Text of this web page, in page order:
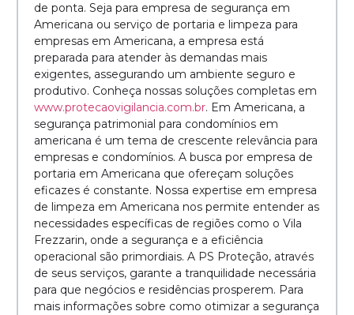
de ponta. Seja para empresa de segurança em
Americana ou serviço de portaria e limpeza para
empresas em Americana, a empresa está
preparada para atender às demandas mais
exigentes, assegurando um ambiente seguro e
produtivo. Conheça nossas soluções completas em
www.protecaovigilancia.com.br. Em Americana, a
segurança patrimonial para condomínios em
americana é um tema de crescente relevância para
empresas e condomínios. A busca por empresa de
portaria em Americana que ofereçam soluções
eficazes é constante. Nossa expertise em empresa
de limpeza em Americana nos permite entender as
necessidades específicas de regiões como o Vila
Frezzarin, onde a segurança e a eficiência
operacional são primordiais. A PS Proteção, através
de seus serviços, garante a tranquilidade necessária
para que negócios e residências prosperem. Para
mais informações sobre como otimizar a segurança